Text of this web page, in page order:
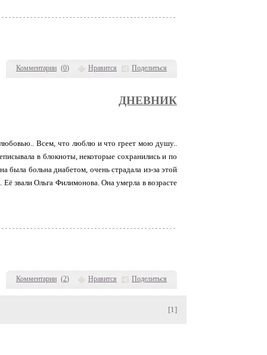
Комментарии (0) Нравится Поделиться
Комментарии (2) Нравится Поделиться
ДНЕВНИК
любовью.. Всем, что люблю и что греет мою душу..
в блокноты, некоторые сохранились и по
больна диабетом, очень страдала из-за этой
звали Ольга Филимонова. Она умерла в возрасте
[1]